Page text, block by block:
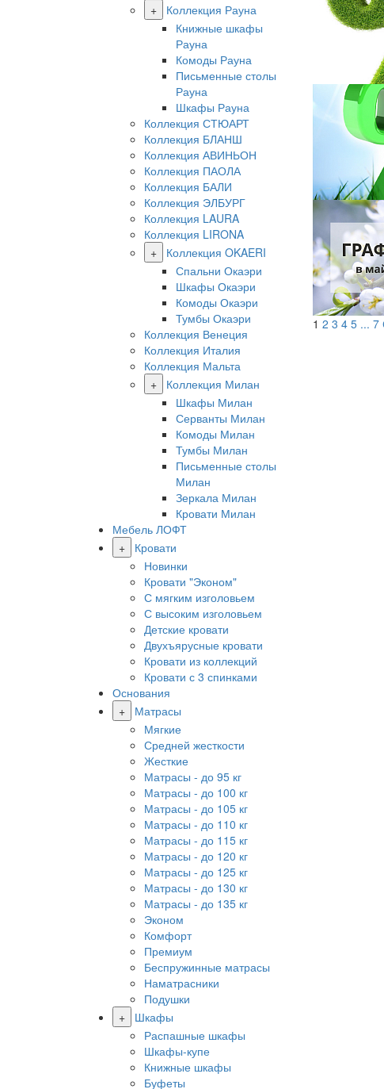
+
Коллекция Рауна
Книжные шкафы
Рауна
Комоды Рауна
Письменные столы
Рауна
Шкафы Рауна
Коллекция СТЮАРТ
Коллекция БЛАНШ
Коллекция АВИНЬОН
Коллекция ПАОЛА
Коллекция БАЛИ
Коллекция ЭЛБУРГ
Коллекция LAURA
Коллекция LIRONA
+
Коллекция OKAERI
Спальни Окаэри
Шкафы Окаэри
Комоды Окаэри
Тумбы Окаэри
Коллекция Венеция
Коллекция Италия
Коллекция Мальта
+
Коллекция Милан
Шкафы Милан
Серванты Милан
Комоды Милан
Тумбы Милан
Письменные столы
Милан
Зеркала Милан
Кровати Милан
Мебель ЛОФТ
+
Кровати
Новинки
Кровати "Эконом"
С мягким изголовьем
С высоким изголовьем
Детские кровати
Двухъярусные кровати
Кровати из коллекций
Кровати с 3 спинками
Основания
+
Матрасы
Мягкие
Средней жесткости
Жесткие
Матрасы - до 95 кг
Матрасы - до 100 кг
Матрасы - до 105 кг
Матрасы - до 110 кг
Матрасы - до 115 кг
Матрасы - до 120 кг
Матрасы - до 125 кг
Матрасы - до 130 кг
Матрасы - до 135 кг
Эконом
Комфорт
Премиум
Беспружинные матрасы
Наматрасники
Подушки
+
Шкафы
Распашные шкафы
Шкафы-купе
Книжные шкафы
Буфеты
1 2 3 4 5 ... 7